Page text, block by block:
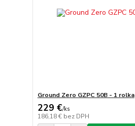
Ground Zero GZPC 50B - 1 rolka
229 €/ks
186,18 € bez DPH